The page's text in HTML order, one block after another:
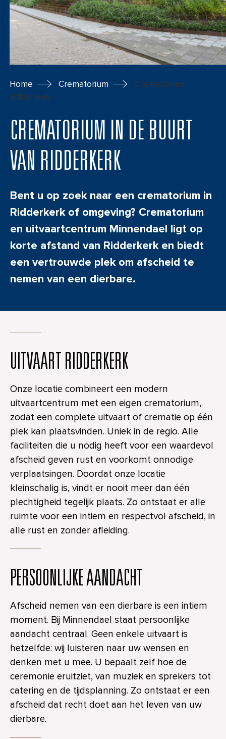
Contact en Bezoek
Ik ben uitvaartondernemer
Home Crematorium
Crematorium
Ridderkerk
CREMATORIUM IN DE BUURT
VAN RIDDERKERK
Bent u op zoek naar een crematorium in
Ridderkerk of omgeving? Crematorium
en uitvaartcentrum Minnendael ligt op
korte afstand van Ridderkerk en biedt
een vertrouwde plek om afscheid te
nemen van een dierbare.
UITVAART RIDDERKERK
Onze locatie combineert een modern
uitvaartcentrum met een eigen crematorium,
zodat een complete uitvaart of crematie op één
plek kan plaatsvinden. Uniek in de regio. Alle
faciliteiten die u nodig heeft voor een waardevol
afscheid geven rust en voorkomt onnodige
verplaatsingen. Doordat onze locatie
kleinschalig is, vindt er nooit meer dan één
plechtigheid tegelijk plaats. Zo ontstaat er alle
ruimte voor een intiem en respectvol afscheid, in
alle rust en zonder afleiding.
PERSOONLIJKE AANDACHT
Afscheid nemen van een dierbare is een intiem
moment. Bij Minnendael staat persoonlijke
aandacht centraal. Geen enkele uitvaart is
hetzelfde: wij luisteren naar uw wensen en
denken met u mee. U bepaalt zelf hoe de
ceremonie eruitziet, van muziek en sprekers tot
catering en de tijdsplanning. Zo ontstaat er een
afscheid dat recht doet aan het leven van uw
dierbare.